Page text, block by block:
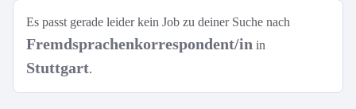
Es passt gerade leider kein Job zu deiner Suche nach
Fremdsprachenkorrespondent/in in
Stuttgart.